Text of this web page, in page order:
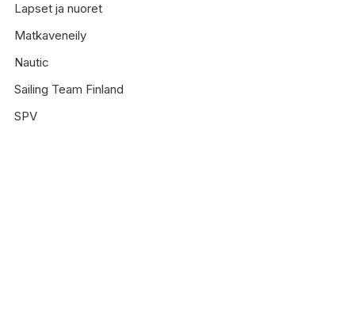
Lapset ja nuoret
Matkaveneily
Nautic
Sailing Team Finland
SPV